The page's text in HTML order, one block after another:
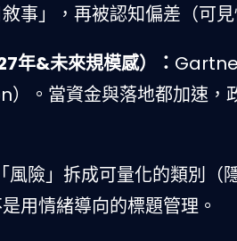
事」，再被認知偏差（可
年&未來規模感）：
）。當資金與落地都加速
風險」拆成可量化的類別（
用情緒導向的標題管理。